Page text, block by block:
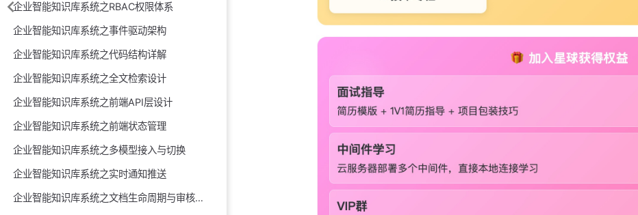
企业智能知识库系统之RBAC权限体系
企业智能知识库系统之事件驱动架构
企业智能知识库系统之代码结构详解
企业智能知识库系统之全文检索设计
企业智能知识库系统之前端API层设计
企业智能知识库系统之前端状态管理
企业智能知识库系统之多模型接入与切换
企业智能知识库系统之实时通知推送
企业智能知识库系统之文档生命周期与审核闭环